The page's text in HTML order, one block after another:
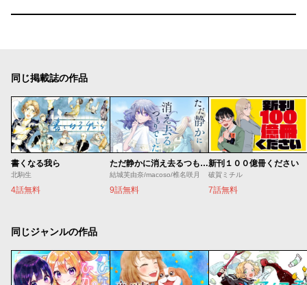
同じ掲載誌の作品
書くなる我ら
北駒生
4話無料
ただ静かに消え去るつもりでした
結城芙由奈/macoso/椎名咲月
9話無料
新刊１００億冊ください
破賀ミチル
7話無料
同じジャンルの作品